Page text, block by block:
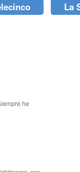
La
he